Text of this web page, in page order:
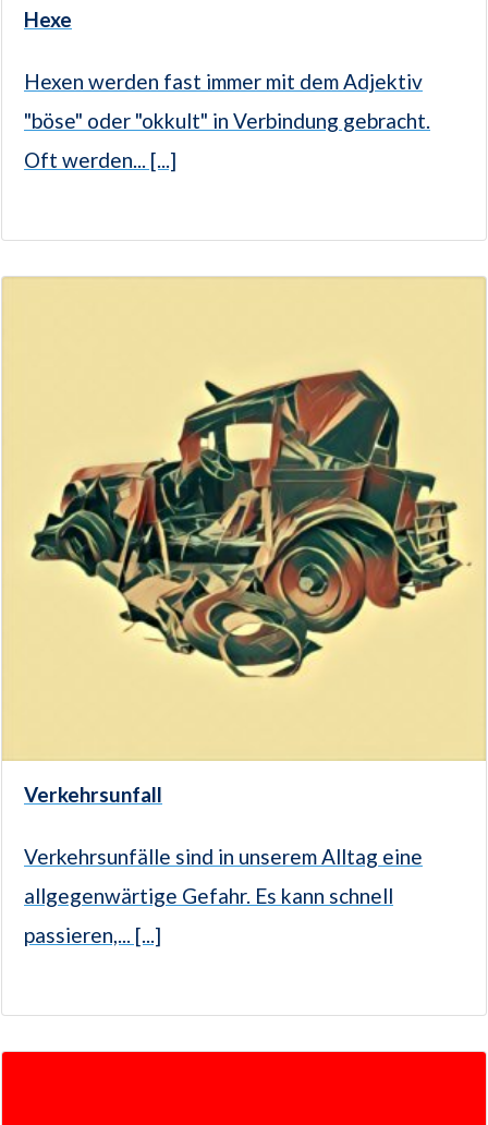
Hexe
Hexen werden fast immer mit dem Adjektiv
"böse" oder "okkult" in Verbindung gebracht.
Oft werden... [...]
Verkehrsunfall
Verkehrsunfälle sind in unserem Alltag eine
allgegenwärtige Gefahr. Es kann schnell
passieren,... [...]